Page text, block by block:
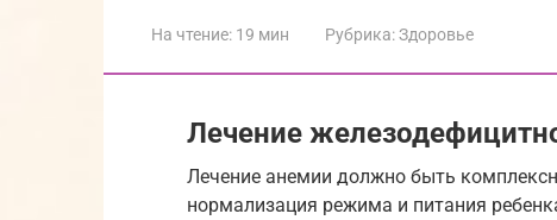
На чтение: 19 мин Рубрика:Здоровье
Лечение
Лечение анемии должно быть
нормализация режима и питания